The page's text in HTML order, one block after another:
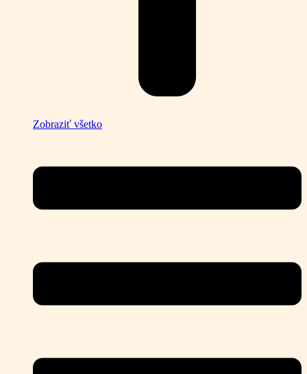
Zobraziť všetko